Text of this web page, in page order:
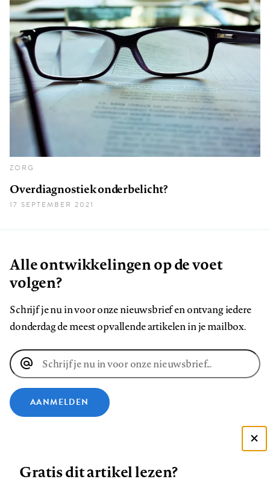
ZORG
Overdiagnostiek onderbelicht?
17 SEPTEMBER 2021
Alle ontwikkelingen op de voet
volgen?
Schrijf je nu in voor onze nieuwsbrief en ontvang iedere
donderdag de meest opvallende artikelen in je mailbox.
E-
mailadres
AANMELDEN
Zie onze cookie policy
Gratis dit artikel lezen?